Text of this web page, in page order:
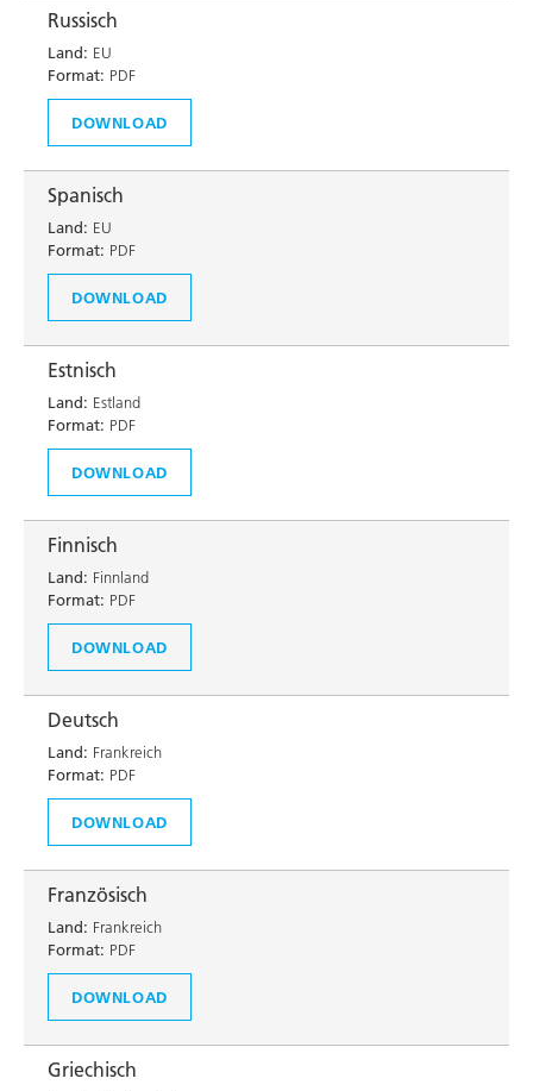
Russisch
Land: EU
Format: PDF
DOWNLOAD
Spanisch
Land: EU
Format: PDF
DOWNLOAD
Estnisch
Land: Estland
Format: PDF
DOWNLOAD
Finnisch
Land: Finnland
Format: PDF
DOWNLOAD
Deutsch
Land: Frankreich
Format: PDF
DOWNLOAD
Französisch
Land: Frankreich
Format: PDF
DOWNLOAD
Griechisch